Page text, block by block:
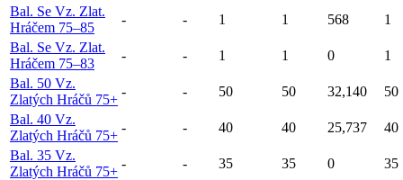
Bal. Se Vz. Zlat.
Hráčem 75–85
- - 1 1 568
1
Bal. Se Vz. Zlat.
Hráčem 75–83
- - 1 1 0
1
Bal. 50 Vz.
Zlatých Hráčů 75+
- - 50 50 32,140
50
Bal. 40 Vz.
Zlatých Hráčů 75+
- - 40 40 25,737
40
Bal. 35 Vz.
Zlatých Hráčů 75+
- - 35 35 0
35